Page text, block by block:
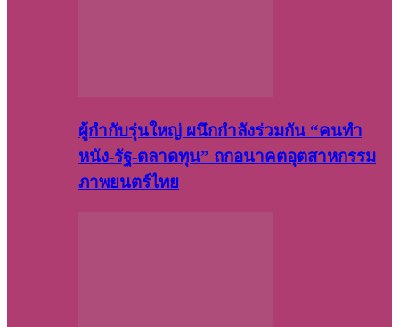
ผู้กำกับรุ่นใหญ่ ผนึกกำลังร่วมกัน “คนทำ
หนัง-รัฐ-ตลาดทุน” ถกอนาคตอุตสาหกรรม
ภาพยนตร์ไทย